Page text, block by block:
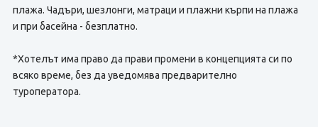
плажа. Чадъри, шезлонги, матраци и плажни кърпи на плажа
и при басейна - безплатно.
*Хотелът има право да прави промени в концепцията си по
всяко време, без да уведомява предварително
туроператора.